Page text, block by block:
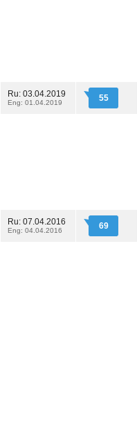
Ru: 03.04.2019
Eng: 01.04.2019 55
Ru: 07.04.2016
Eng: 04.04.2016 69